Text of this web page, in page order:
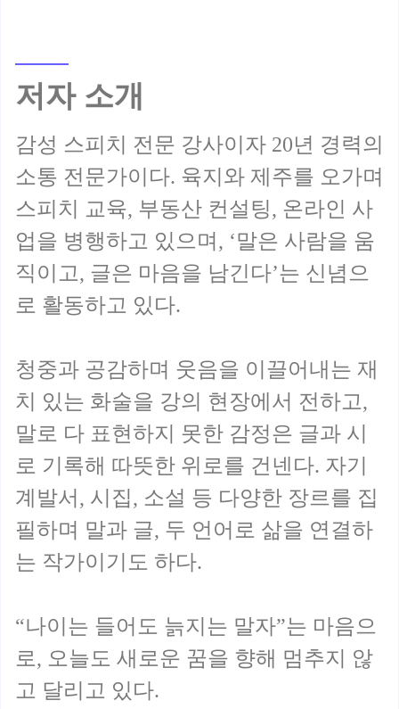
저자 소개
감성 스피치 전문 강사이자 20년 경력의
소통 전문가이다. 육지와 제주를 오가며
스피치 교육, 부동산 컨설팅, 온라인 사
업을 병행하고 있으며, ‘말은 사람을 움
직이고, 글은 마음을 남긴다’는 신념으
로 활동하고 있다.
청중과 공감하며 웃음을 이끌어내는 재
치 있는 화술을 강의 현장에서 전하고,
말로 다 표현하지 못한 감정은 글과 시
로 기록해 따뜻한 위로를 건넨다. 자기
계발서, 시집, 소설 등 다양한 장르를 집
필하며 말과 글, 두 언어로 삶을 연결하
는 작가이기도 하다.
“나이는 들어도 늙지는 말자”는 마음으
로, 오늘도 새로운 꿈을 향해 멈추지 않
고 달리고 있다.